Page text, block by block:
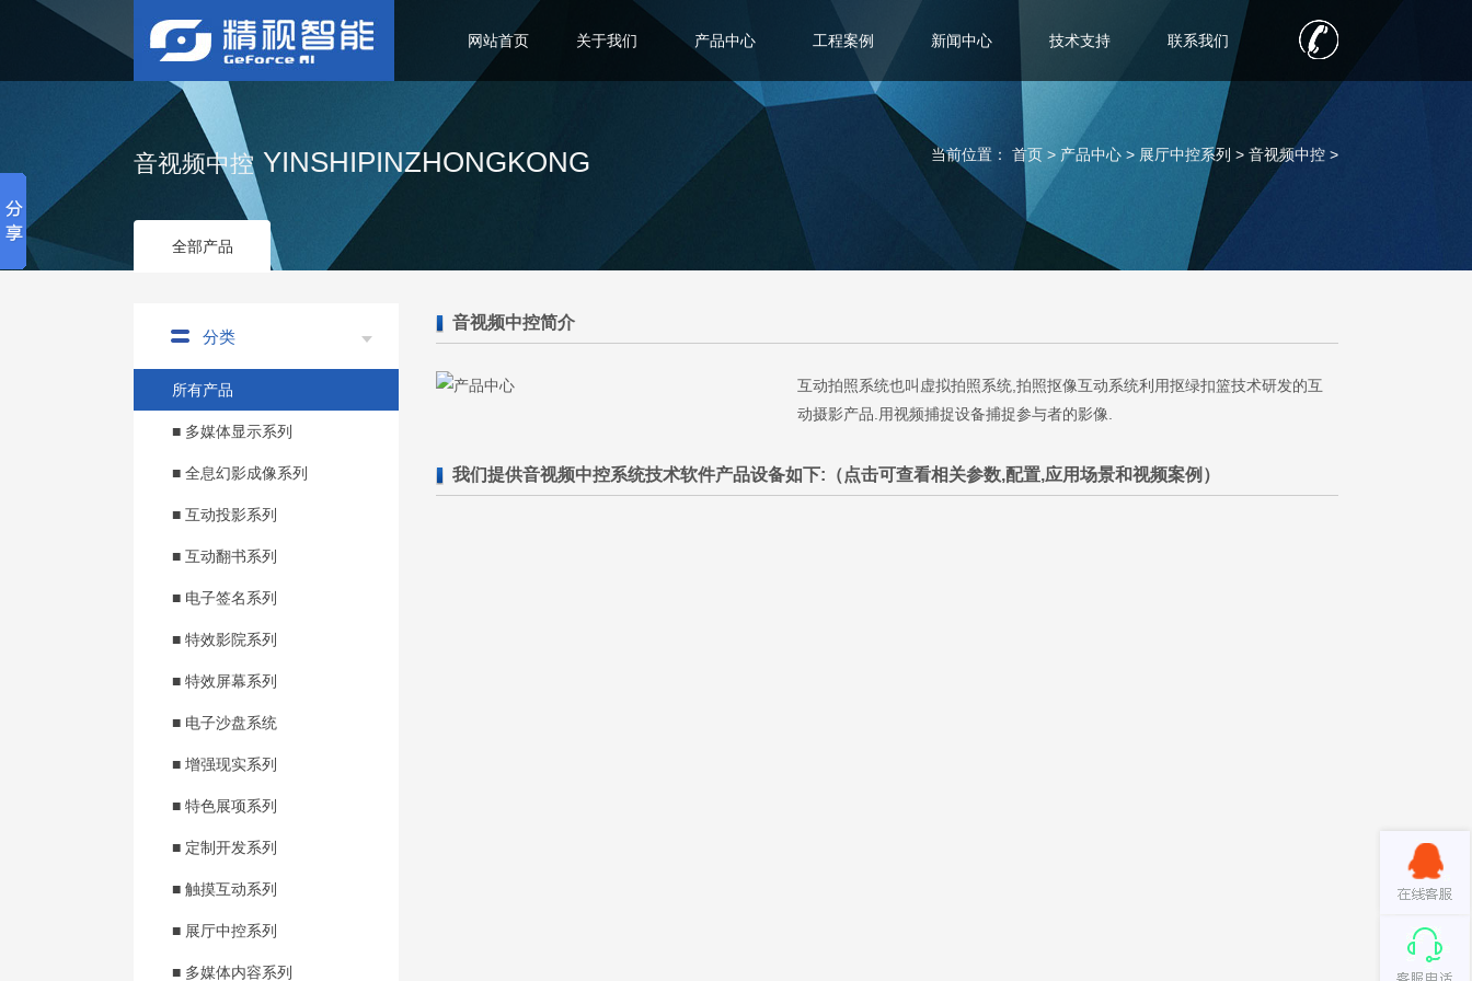
网站首页 关于我们 产品中心 工程案例 新闻中心 技术支持 联系我们
音视频中控 YINSHIPINZHONGKONG 当前位置： 首页 > 产品中心 > 展厅中控系列 > 音视频中控 >
全部产品
分类
所有产品
■ 多媒体显示系列
■ 全息幻影成像系列
■ 互动投影系列
■ 互动翻书系列
■ 电子签名系列
■ 特效影院系列
■ 特效屏幕系列
■ 电子沙盘系统
■ 增强现实系列
■ 特色展项系列
■ 定制开发系列
■ 触摸互动系列
■ 展厅中控系列
■ 多媒体内容系列
音视频中控简介
互动拍照系统也叫虚拟拍照系统,拍照抠像互动系统利用抠绿扣篮技术研发的互
动摄影产品.用视频捕捉设备捕捉参与者的影像.
我们提供音视频中控系统技术软件产品设备如下:（点击可查看相关参数,配置,应用场景和视频案例）